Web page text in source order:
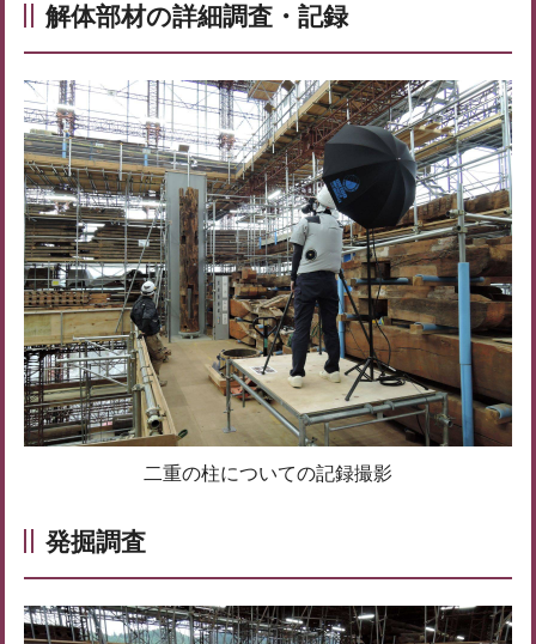
解体部材の詳細調査・記録
二重の柱についての記録撮影
発掘調査